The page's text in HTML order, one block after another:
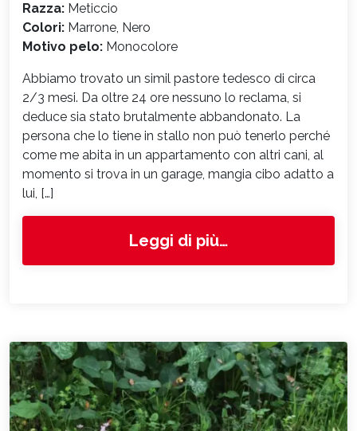
Razza: Meticcio
Colori: Marrone, Nero
Motivo pelo: Monocolore
Abbiamo trovato un simil pastore tedesco di circa
2/3 mesi. Da oltre 24 ore nessuno lo reclama, si
deduce sia stato brutalmente abbandonato. La
persona che lo tiene in stallo non può tenerlo perché
come me abita in un appartamento con altri cani, al
momento si trova in un garage, mangia cibo adatto a
lui, […]
Leggi di più…from 8772